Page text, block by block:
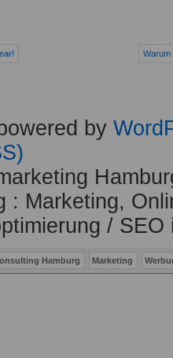
Warum
by
: Marketing,
/ SEO
Hamburg Marketing